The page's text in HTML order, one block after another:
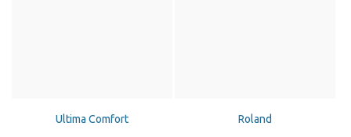
Ultima Comfort Roland